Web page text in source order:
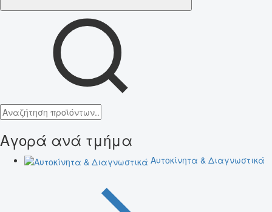
Αγορά ανά τμήμα
Αυτοκίνητα & Διαγνωστικά